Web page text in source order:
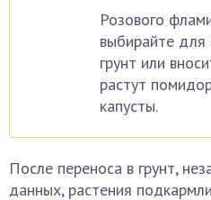
Розового
выбирайте
грунт или
растут
капусты.
После переноса в грунт,
данных, растения